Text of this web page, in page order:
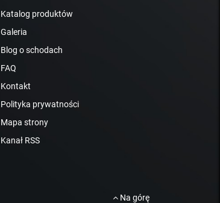
Katalog produktów
Galeria
Blog o schodach
FAQ
Kontakt
Polityka prywatności
Mapa strony
Kanał RSS
Na górę